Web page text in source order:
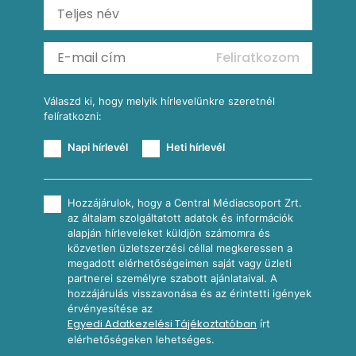
Ratatouille
Almás-kéksajtos kukoricasaláta
Köretek
Reggeli receptek
Feliratkozom
Válaszd ki, hogy melyik hírlevelünkre szeretnél
felíratkozni:
Napi hírlevél Heti hírlevél
Hozzájárulok, hogy a Central Médiacsoport Zrt.
az általam szolgáltatott adatok és információk
alapján hírleveleket küldjön számomra és
közvetlen üzletszerzési céllal megkeressen a
megadott elérhetőségeimen saját vagy üzleti
partnerei személyre szabott ajánlataival. A
hozzájárulás visszavonása és az érintetti igények
érvényesítése az
Egyedi Adatkezelési Tájékoztatóban írt
elérhetőségeken lehetséges.